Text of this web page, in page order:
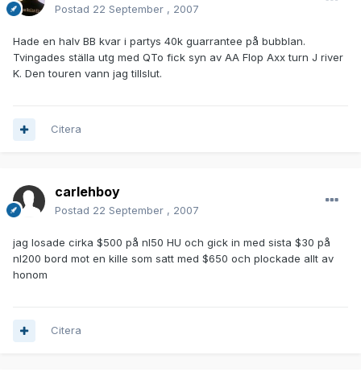
Postad 22 September , 2007
Hade en halv BB kvar i partys 40k guarrantee på bubblan.
Tvingades ställa utg med QTo fick syn av AA Flop Axx turn J river
K. Den touren vann jag tillslut.
Citera
carlehboy
Postad 22 September , 2007
jag losade cirka $500 på nl50 HU och gick in med sista $30 på
nl200 bord mot en kille som satt med $650 och plockade allt av
honom
Citera